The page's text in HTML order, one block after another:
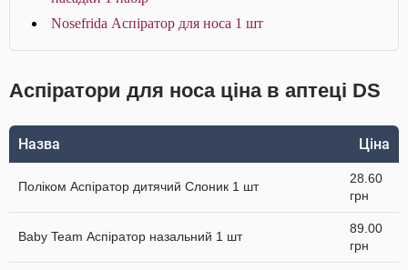
Nosefrida Аспіратор для носа 1 шт
Аспіратори для носа ціна в аптеці DS
Назва Ціна
Поліком Аспіратор дитячий Слоник 1 шт
28.60
грн
Baby Team Аспіратор назальний 1 шт
89.00
грн